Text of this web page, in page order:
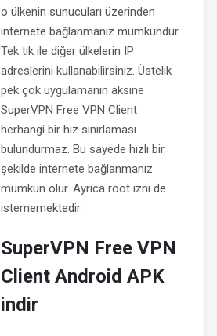
o ülkenin sunucuları üzerinden
internete bağlanmanız mümkündür.
Tek tık ile diğer ülkelerin IP
adreslerini kullanabilirsiniz. Üstelik
pek çok uygulamanın aksine
SuperVPN Free VPN Client
herhangi bir hız sınırlaması
bulundurmaz. Bu sayede hızlı bir
şekilde internete bağlanmanız
mümkün olur. Ayrıca root izni de
istememektedir.
SuperVPN Free VPN
Client Android APK
indir